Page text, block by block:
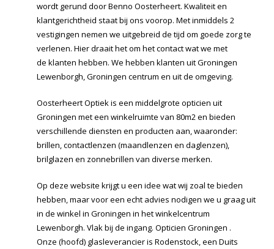
wordt gerund door Benno Oosterheert. Kwaliteit en
klantgerichtheid staat bij ons voorop. Met inmiddels 2
vestigingen nemen we uitgebreid de tijd om goede zorg te
verlenen. Hier draait het om het contact wat we met
de klanten hebben. We hebben klanten uit Groningen
Lewenborgh, Groningen centrum en uit de omgeving.
Oosterheert Optiek is een middelgrote opticien uit
Groningen met een winkelruimte van 80m2 en bieden
verschillende diensten en producten aan, waaronder:
brillen, contactlenzen (maandlenzen en daglenzen),
brilglazen en zonnebrillen van diverse merken.
Op deze website krijgt u een idee wat wij zoal te bieden
hebben, maar voor een echt advies nodigen we u graag uit
in de winkel in Groningen in het winkelcentrum
Lewenborgh. Vlak bij de ingang. Opticien Groningen .
Onze (hoofd) glasleverancier is Rodenstock, een Duits